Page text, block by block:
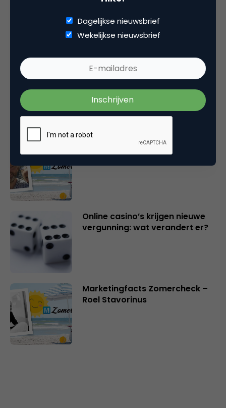
Marketingfacts Zomercheck –
Marketingfacts Zomercheck –
Durk Bosma
Online casino’s krijgen nieuwe
vergunning: wat verandert er?
Marketingfacts Zomercheck –
Roel Stavorinus
Dagelijkse nieuwsbrief
Wekelijkse nieuwsbrief